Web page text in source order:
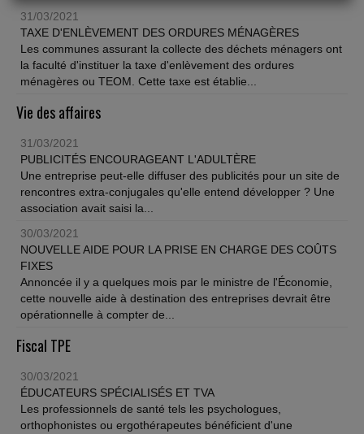
31/03/2021
TAXE D'ENLÈVEMENT DES ORDURES MÉNAGÈRES
Les communes assurant la collecte des déchets ménagers ont
la faculté d'instituer la taxe d'enlèvement des ordures
ménagères ou TEOM. Cette taxe est établie...
Vie des affaires
31/03/2021
PUBLICITÉS ENCOURAGEANT L'ADULTÈRE
Une entreprise peut-elle diffuser des publicités pour un site de
rencontres extra-conjugales qu'elle entend développer ? Une
association avait saisi la...
30/03/2021
NOUVELLE AIDE POUR LA PRISE EN CHARGE DES COÛTS
FIXES
Annoncée il y a quelques mois par le ministre de l'Économie,
cette nouvelle aide à destination des entreprises devrait être
opérationnelle à compter de...
Fiscal TPE
30/03/2021
ÉDUCATEURS SPÉCIALISÉS ET TVA
Les professionnels de santé tels les psychologues,
orthophonistes ou ergothérapeutes bénéficient d'une